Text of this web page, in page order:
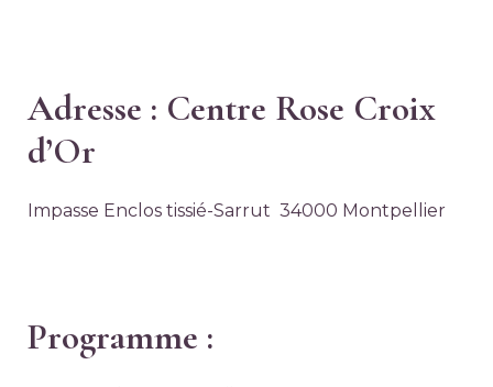
Adresse : Centre Rose Croix
d’Or
Impasse Enclos tissié-Sarrut 34000 Montpellier
Programme :